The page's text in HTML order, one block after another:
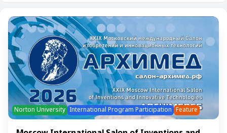
Norton University International Program Participation Feature